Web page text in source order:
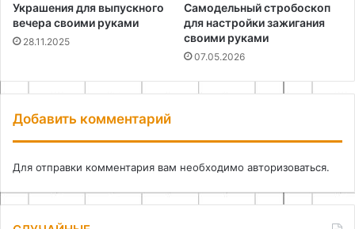
Украшения для выпускного
вечера своими руками
28.11.2025
Самодельный стробоскоп
для настройки зажигания
своими руками
07.05.2026
Добавить комментарий
Для отправки комментария вам необходимо авторизоваться.